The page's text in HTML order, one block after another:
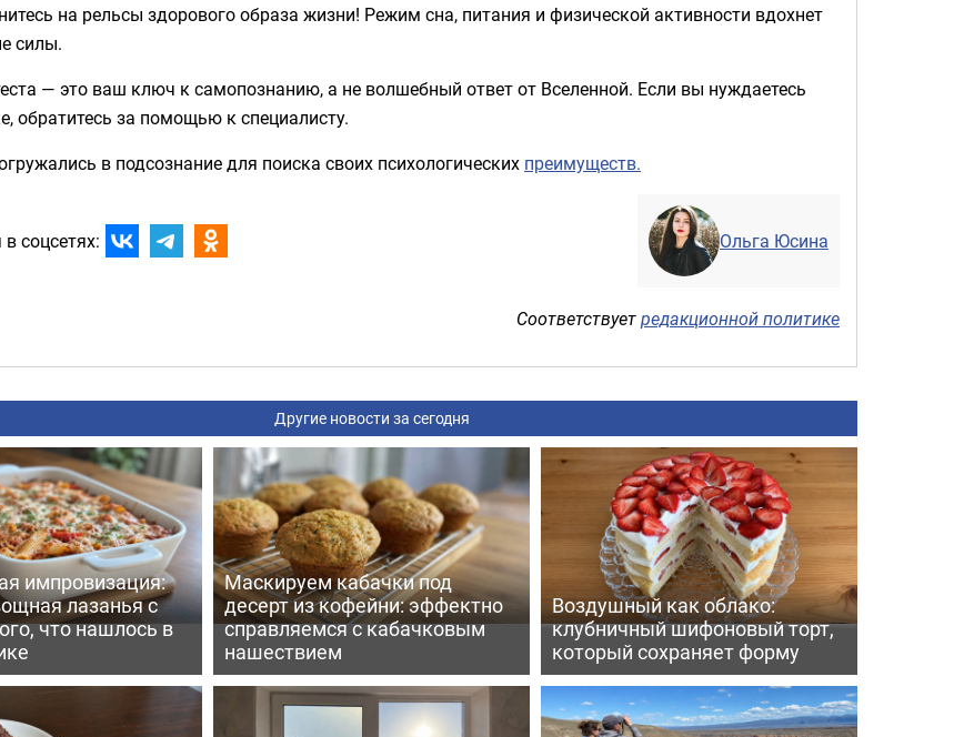
на рельсы здорового образа жизни! Режим сна, питания и физической активности вдохнет
силы.
— это ваш ключ к самопознанию, а не волшебный ответ от Вселенной. Если вы нуждаетесь
обратитесь за помощью к специалисту.
в подсознание для поиска своих психологических преимуществ.
соцсетях: Ольга Юсина
Соответствуетредакционной политике
Другие новости за сегодня
импровизация:
лазанья с
что нашлось в
Маскируем кабачки под
десерт из кофейни: эффектно
справляемся с кабачковым
нашествием
Воздушный как облако:
клубничный шифоновый торт,
который сохраняет форму